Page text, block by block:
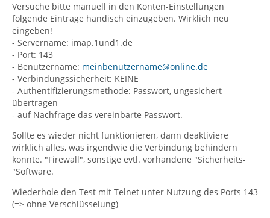
Versuche bitte manuell in den Konten-Einstellungen
folgende Einträge händisch einzugeben. Wirklich neu
eingeben!
- Servername: imap.1und1.de
- Port: 143
- Benutzername: meinbenutzername@online.de
- Verbindungssicherheit: KEINE
- Authentifizierungsmethode: Passwort, ungesichert
übertragen
- auf Nachfrage das vereinbarte Passwort.
Sollte es wieder nicht funktionieren, dann deaktiviere
wirklich alles, was irgendwie die Verbindung behindern
könnte. "Firewall", sonstige evtl. vorhandene "Sicherheits-
"Software.
Wiederhole den Test mit Telnet unter Nutzung des Ports 143
(=> ohne Verschlüsselung)